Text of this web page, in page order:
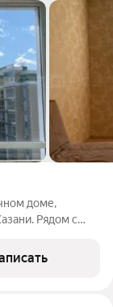
доме,
Рядом с
свежий ремонт.